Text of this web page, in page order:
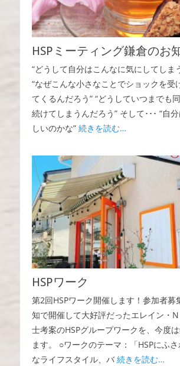
HSPミーティング鎌倉のお
“どうして自分はこんなに気にしてしま
“なぜこんな小さなことでショックを受
てくるんだろう” “どうしていつまでも
続けてしまうんだろう” そして･･･ “自
しいのかな” 続きを読む…
HSPワーク
第2回HSPワーク開催します！参加者募
知で開催して大好評だったエレイン・
士考案のHSPグループワークを、今度
ます。 ○ワークのテーマ：「HSPにふ
なライフスタイル、バ続きを読む…